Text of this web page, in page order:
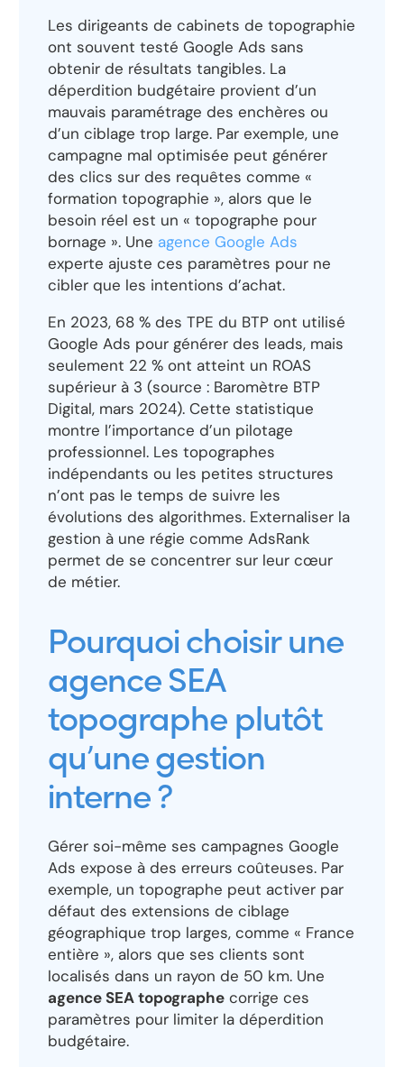
Les dirigeants de cabinets de topographie
ont souvent testé Google Ads sans
obtenir de résultats tangibles. La
déperdition budgétaire provient d’un
mauvais paramétrage des enchères ou
d’un ciblage trop large. Par exemple, une
campagne mal optimisée peut générer
des clics sur des requêtes comme «
formation topographie », alors que le
besoin réel est un « topographe pour
bornage ». Une agence Google Ads
experte ajuste ces paramètres pour ne
cibler que les intentions d’achat.
En 2023, 68 % des TPE du BTP ont utilisé
Google Ads pour générer des leads, mais
seulement 22 % ont atteint un ROAS
supérieur à 3 (source : Baromètre BTP
Digital, mars 2024). Cette statistique
montre l’importance d’un pilotage
professionnel. Les topographes
indépendants ou les petites structures
n’ont pas le temps de suivre les
évolutions des algorithmes. Externaliser la
gestion à une régie comme AdsRank
permet de se concentrer sur leur cœur
de métier.
Pourquoi choisir une
agence SEA
topographe plutôt
qu’une gestion
interne ?
Gérer soi-même ses campagnes Google
Ads expose à des erreurs coûteuses. Par
exemple, un topographe peut activer par
défaut des extensions de ciblage
géographique trop larges, comme « France
entière », alors que ses clients sont
localisés dans un rayon de 50 km. Une
agence SEA topographe corrige ces
paramètres pour limiter la déperdition
budgétaire.